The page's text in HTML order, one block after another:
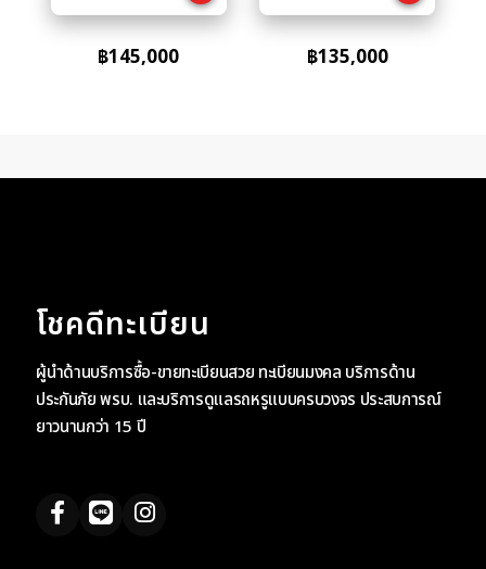
฿145,000 ฿135,000
โชคดีทะเบียน
ผู้นำด้านบริการซื้อ-ขายทะเบียนสวย ทะเบียนมงคล บริการด้าน
ประกันภัย พรบ. และบริการดูแลรถหรูแบบครบวงจร ประสบการณ์
ยาวนานกว่า 15 ปี